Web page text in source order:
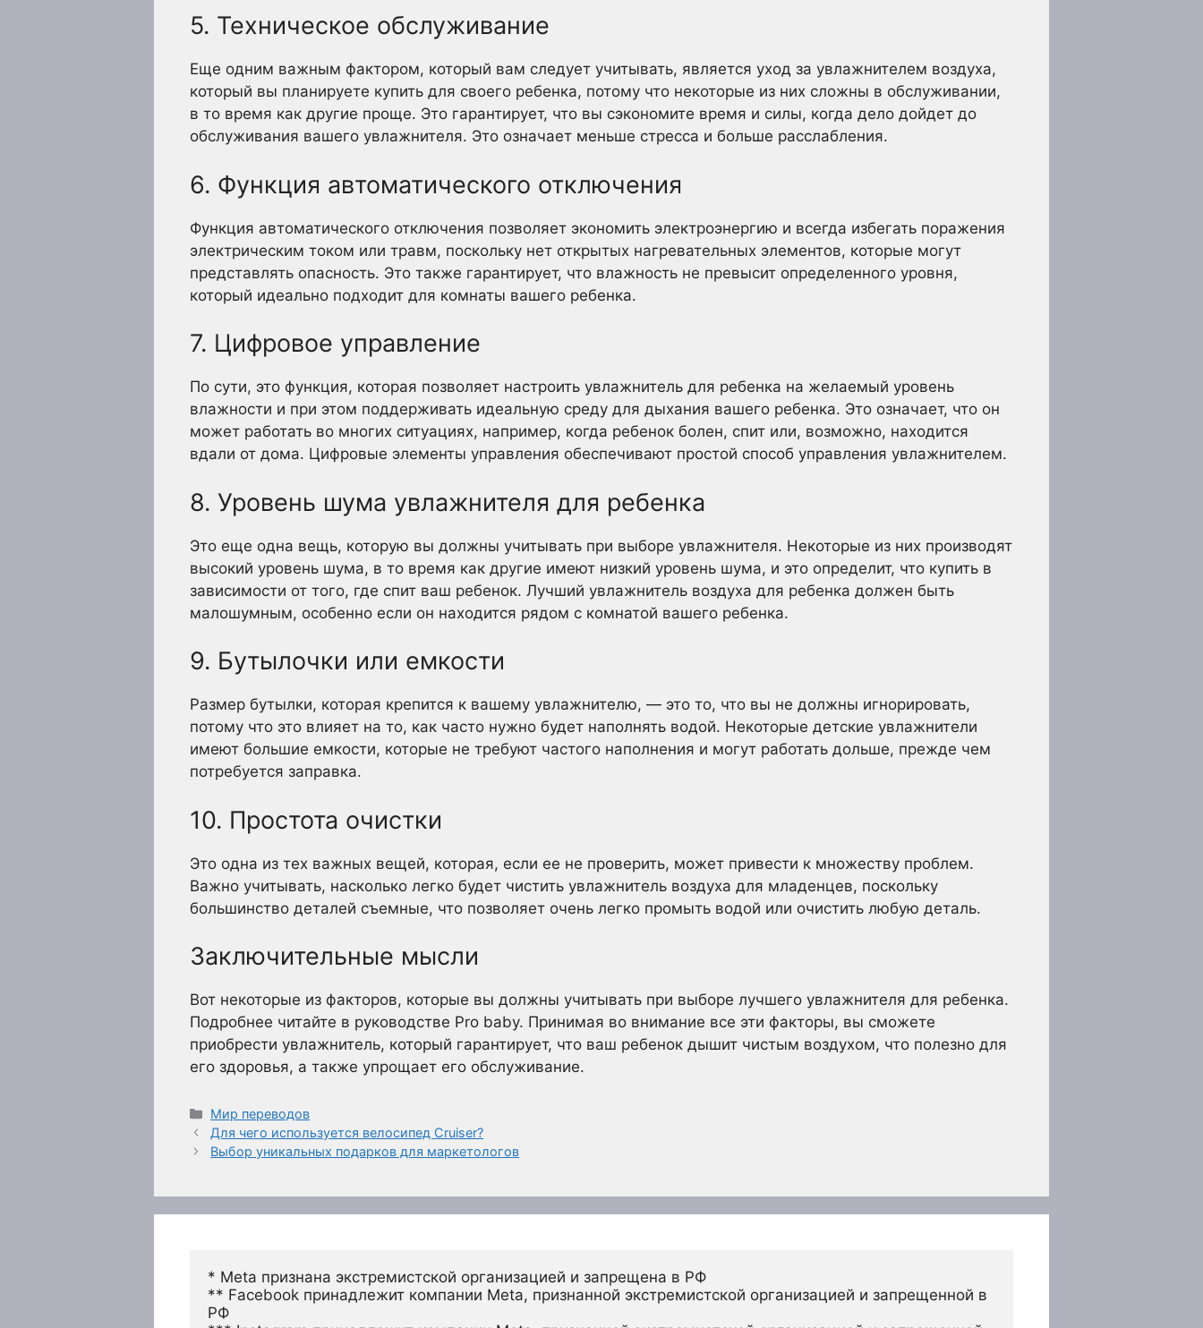
5. Техническое обслуживание
Еще одним важным фактором, который вам следует учитывать, является уход за увлажнителем воздуха,
который вы планируете купить для своего ребенка, потому что некоторые из них сложны в обслуживании,
в то время как другие проще. Это гарантирует, что вы сэкономите время и силы, когда дело дойдет до
обслуживания вашего увлажнителя. Это означает меньше стресса и больше расслабления.
6. Функция автоматического отключения
Функция автоматического отключения позволяет экономить электроэнергию и всегда избегать поражения
электрическим током или травм, поскольку нет открытых нагревательных элементов, которые могут
представлять опасность. Это также гарантирует, что влажность не превысит определенного уровня,
который идеально подходит для комнаты вашего ребенка.
7. Цифровое управление
По сути, это функция, которая позволяет настроить увлажнитель для ребенка на желаемый уровень
влажности и при этом поддерживать идеальную среду для дыхания вашего ребенка. Это означает, что он
может работать во многих ситуациях, например, когда ребенок болен, спит или, возможно, находится
вдали от дома. Цифровые элементы управления обеспечивают простой способ управления увлажнителем.
8. Уровень шума увлажнителя для ребенка
Это еще одна вещь, которую вы должны учитывать при выборе увлажнителя. Некоторые из них производят
высокий уровень шума, в то время как другие имеют низкий уровень шума, и это определит, что купить в
зависимости от того, где спит ваш ребенок. Лучший увлажнитель воздуха для ребенка должен быть
малошумным, особенно если он находится рядом с комнатой вашего ребенка.
9. Бутылочки или емкости
Размер бутылки, которая крепится к вашему увлажнителю, — это то, что вы не должны игнорировать,
потому что это влияет на то, как часто нужно будет наполнять водой. Некоторые детские увлажнители
имеют большие емкости, которые не требуют частого наполнения и могут работать дольше, прежде чем
потребуется заправка.
10. Простота очистки
Это одна из тех важных вещей, которая, если ее не проверить, может привести к множеству проблем.
Важно учитывать, насколько легко будет чистить увлажнитель воздуха для младенцев, поскольку
большинство деталей съемные, что позволяет очень легко промыть водой или очистить любую деталь.
Заключительные мысли
Вот некоторые из факторов, которые вы должны учитывать при выборе лучшего увлажнителя для ребенка.
Подробнее читайте в руководстве Pro baby. Принимая во внимание все эти факторы, вы сможете
приобрести увлажнитель, который гарантирует, что ваш ребенок дышит чистым воздухом, что полезно для
его здоровья, а также упрощает его обслуживание.
Рубрики
Мир переводов
Для чего используется велосипед Cruiser?
Выбор уникальных подарков для маркетологов
* Meta признана экстремистской организацией и запрещена в РФ
** Facebook принадлежит компании Meta, признанной экстремистской организацией и запрещенной в
РФ